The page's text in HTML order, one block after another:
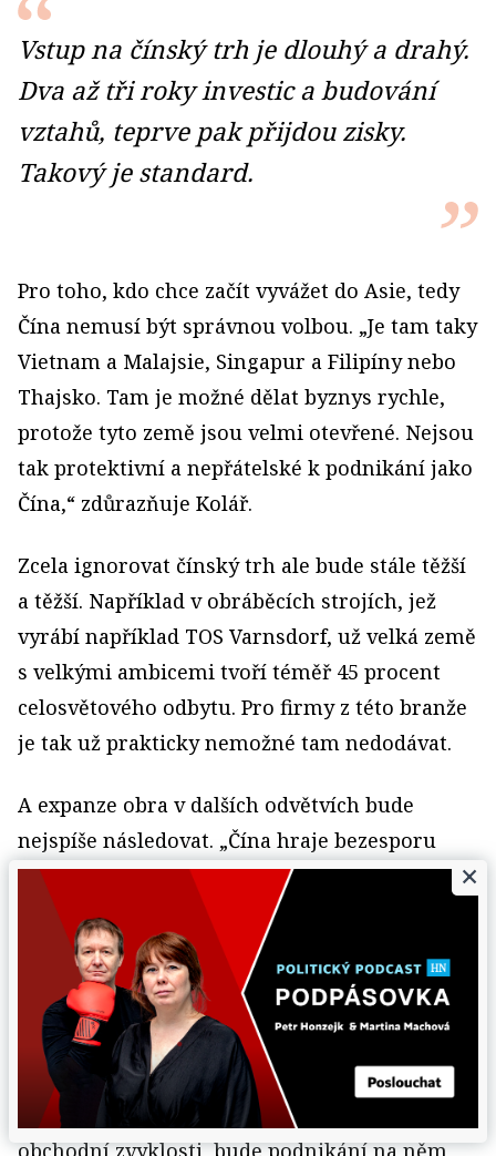
Vstup na čínský trh je dlouhý a drahý.
Dva až tři roky investic a budování
vztahů, teprve pak přijdou zisky.
Takový je standard.
Pro toho, kdo chce začít vyvážet do Asie, tedy
Čína nemusí být správnou volbou. „Je tam taky
Vietnam a Malajsie, Singapur a Filipíny nebo
Thajsko. Tam je možné dělat byznys rychle,
protože tyto země jsou velmi otevřené. Nejsou
tak protektivní a nepřátelské k podnikání jako
Čína,“ zdůrazňuje Kolář.
Zcela ignorovat čínský trh ale bude stále těžší
a těžší. Například v obráběcích strojích, jež
vyrábí například TOS Varnsdorf, už velká země
s velkými ambicemi tvoří téměř 45 procent
celosvětového odbytu. Pro firmy z této branže
je tak už prakticky nemožné tam nedodávat.
A expanze obra v dalších odvětvích bude
nejspíše následovat. „Čína hraje bezesporu
v globálním světě čím dál větší úlohu. Stále
více a více českých firem se dostává buď
přímo, nebo nepřímo do kontaktu s Čínou,
takže se jim určitě vyplatí, pokud se budou
více zajímat o dění v této zemi,“
uvádí Červinka.
Jak bude čínský trh dozrávat a cizelovat své
obchodní zvyklosti, bude podnikání na něm
×